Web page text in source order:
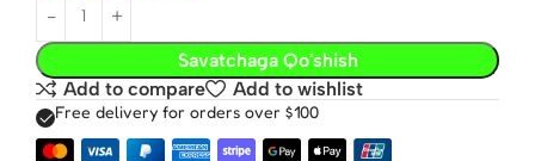
Savatchaga Qo'shish
Add to compare
Add to wishlist
Free delivery for orders over $100